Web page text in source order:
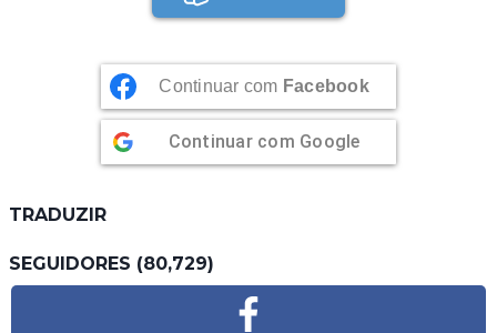
Continuar com Facebook
Continuar com Google
TRADUZIR
SEGUIDORES (80,729)